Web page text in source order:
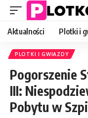
Aktualności Plotki i
PLOTKI I GWIAZDY
Pogorszenie
III:
Pobytu w